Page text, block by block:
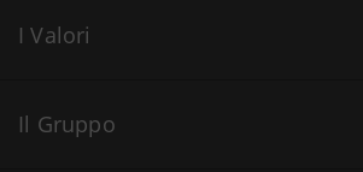
I Valori
Il Gruppo